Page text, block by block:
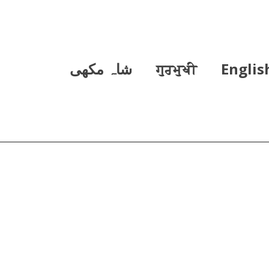
ਗੁਰਮੁਖੀ شاہ مکھی